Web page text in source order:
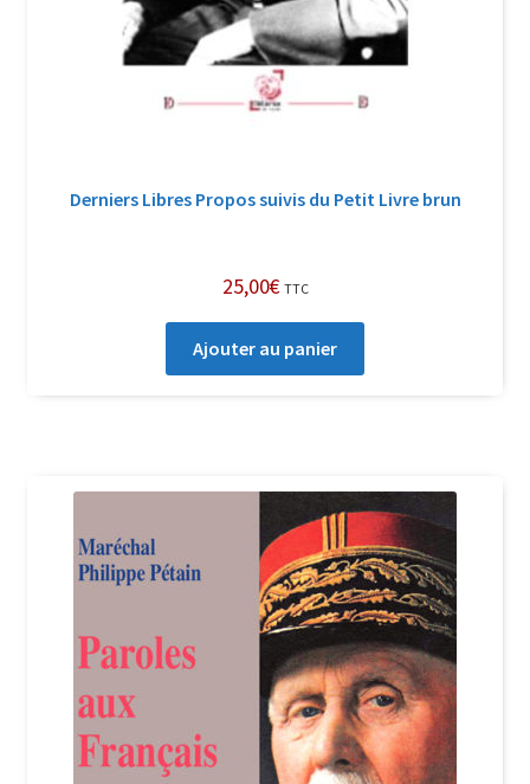
Derniers Libres Propos suivis du Petit Livre brun
25,00€ TTC
Ajouter au panier